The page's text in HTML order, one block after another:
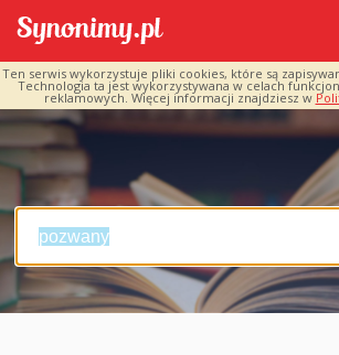
Ten serwis wykorzystuje pliki cookies, które są
Technologia ta jest wykorzystywana w celach
reklamowych. Więcej informacji znajdziesz w